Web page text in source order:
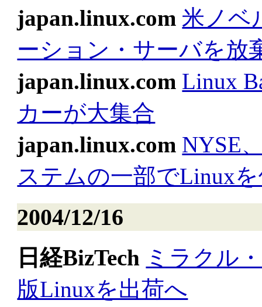
japan.linux.com 米ノベ
ーション・サーバを放
japan.linux.com Linux
カーが大集合
japan.linux.com NYSE
ステムの一部でLinux
2004/12/16
日経BizTech ミラクル
版Linuxを出荷へ